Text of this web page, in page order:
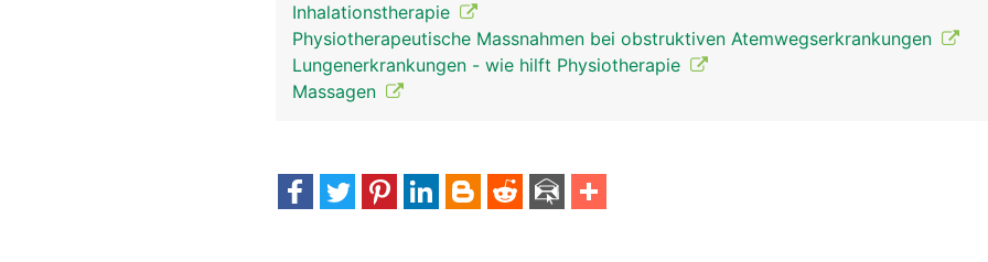
Inhalationstherapie
Physiotherapeutische Massnahmen bei obstruktiven Atemwegserkrankungen
Lungenerkrankungen - wie hilft Physiotherapie
Massagen